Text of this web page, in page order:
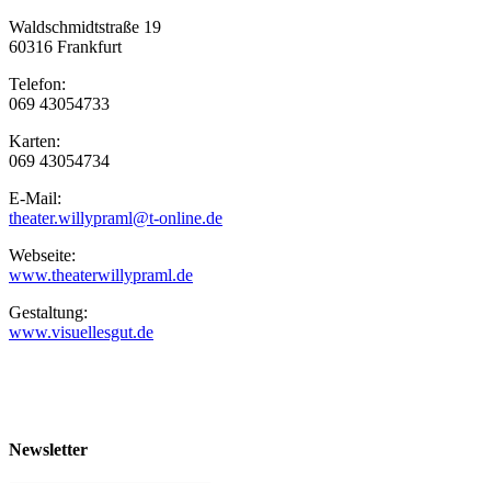
Waldschmidtstraße 19
60316 Frankfurt
Telefon:
069 43054733
Karten:
069 43054734
E-Mail:
theater.willypraml@t-online.de
Webseite:
www.theaterwillypraml.de
Gestaltung:
www.visuellesgut.de
Newsletter